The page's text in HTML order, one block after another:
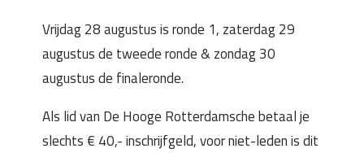
Vrijdag 28 augustus is ronde 1, zaterdag 29
augustus de tweede ronde & zondag 30
augustus de finaleronde.
Als lid van De Hooge Rotterdamsche betaal je
slechts € 40,- inschrijfgeld, voor niet-leden is dit